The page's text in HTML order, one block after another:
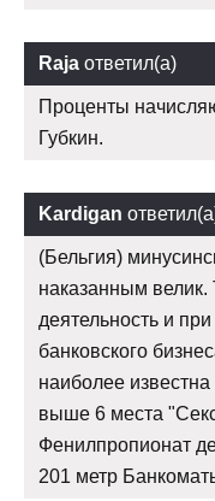
Raja ответил(а)
Проценты
Губкин.
Kardigan
(Бельгия)
наказанным велик.
деятельность и
банковского
наиболее
выше 6 места
Фенилпропионат
201 метр